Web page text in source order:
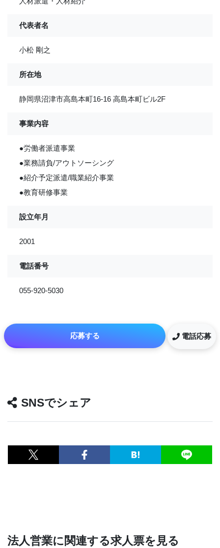
代表者名
小松 剛之
所在地
静岡県沼津市高島本町16-16 高島本町ビル2F
事業内容
●労働者派遣事業
●業務請負/アウトソーシング
●紹介予定派遣/職業紹介事業
●教育研修事業
設立年月
2001
電話番号
055-920-5030
応募する 電話応募
SNSでシェア
法人営業に関連する求人票を見る